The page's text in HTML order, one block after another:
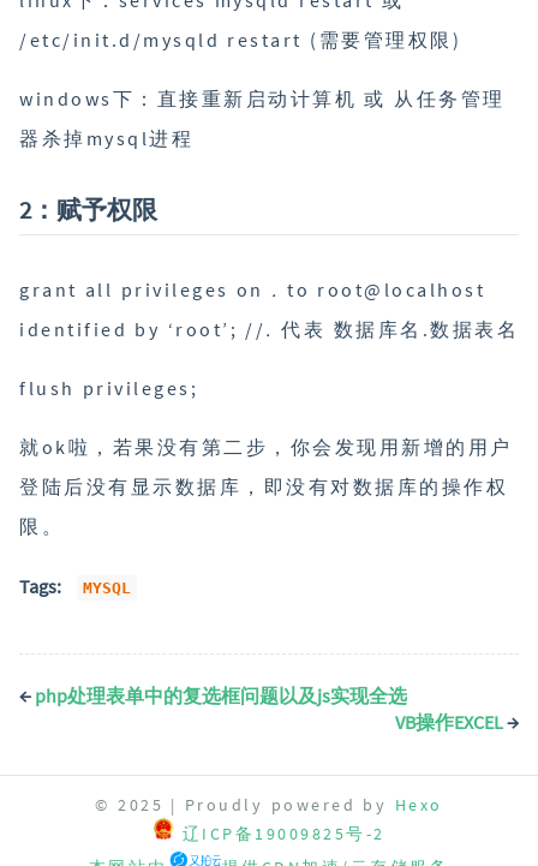
/etc/init.d/mysqld restart (需要管理权限)
windows下：直接重新启动计算机 或 从任务管理
器杀掉mysql进程
2：赋予权限
grant all privileges on . to root@localhost
identified by ‘root’; //. 代表 数据库名.数据表名
flush privileges;
就ok啦，若果没有第二步，你会发现用新增的用户
登陆后没有显示数据库，即没有对数据库的操作权
限。
Tags: MYSQL
← php处理表单中的复选框问题以及js实现全选
VB操作EXCEL→
© 2025 | Proudly powered by Hexo
辽ICP备19009825号-2